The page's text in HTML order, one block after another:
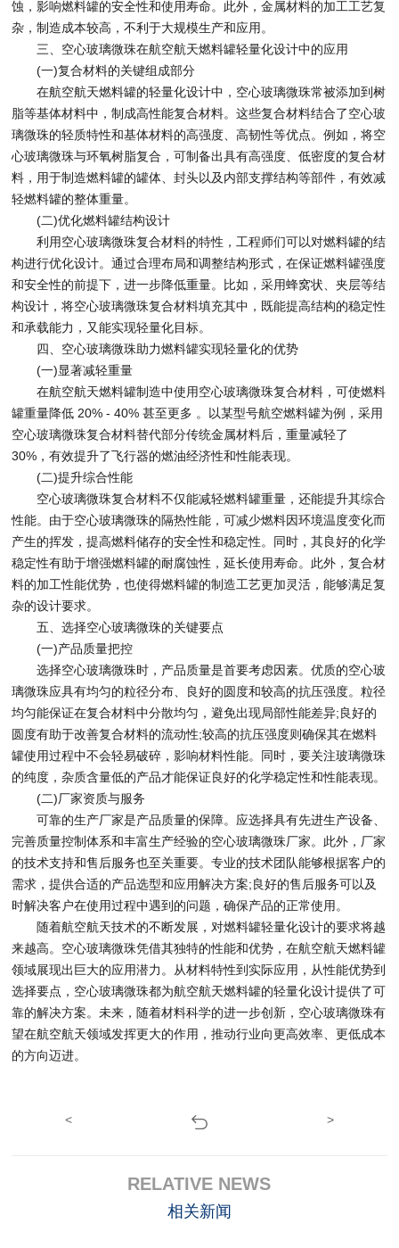
蚀，影响燃料罐的安全性和使用寿命。此外，金属材料的加工工艺复
杂，制造成本较高，不利于大规模生产和应用。
三、空心玻璃微珠在航空航天燃料罐轻量化设计中的应用
(一)复合材料的关键组成部分
在航空航天燃料罐的轻量化设计中，空心玻璃微珠常被添加到树
脂等基体材料中，制成高性能复合材料。这些复合材料结合了空心玻
璃微珠的轻质特性和基体材料的高强度、高韧性等优点。例如，将空
心玻璃微珠与环氧树脂复合，可制备出具有高强度、低密度的复合材
料，用于制造燃料罐的罐体、封头以及内部支撑结构等部件，有效减
轻燃料罐的整体重量。
(二)优化燃料罐结构设计
利用空心玻璃微珠复合材料的特性，工程师们可以对燃料罐的结
构进行优化设计。通过合理布局和调整结构形式，在保证燃料罐强度
和安全性的前提下，进一步降低重量。比如，采用蜂窝状、夹层等结
构设计，将空心玻璃微珠复合材料填充其中，既能提高结构的稳定性
和承载能力，又能实现轻量化目标。
四、空心玻璃微珠助力燃料罐实现轻量化的优势
(一)显著减轻重量
在航空航天燃料罐制造中使用空心玻璃微珠复合材料，可使燃料
罐重量降低 20% - 40% 甚至更多 。以某型号航空燃料罐为例，采用
空心玻璃微珠复合材料替代部分传统金属材料后，重量减轻了
30%，有效提升了飞行器的燃油经济性和性能表现。
(二)提升综合性能
空心玻璃微珠复合材料不仅能减轻燃料罐重量，还能提升其综合
性能。由于空心玻璃微珠的隔热性能，可减少燃料因环境温度变化而
产生的挥发，提高燃料储存的安全性和稳定性。同时，其良好的化学
稳定性有助于增强燃料罐的耐腐蚀性，延长使用寿命。此外，复合材
料的加工性能优势，也使得燃料罐的制造工艺更加灵活，能够满足复
杂的设计要求。
五、选择空心玻璃微珠的关键要点
(一)产品质量把控
选择空心玻璃微珠时，产品质量是首要考虑因素。优质的空心玻
璃微珠应具有均匀的粒径分布、良好的圆度和较高的抗压强度。粒径
均匀能保证在复合材料中分散均匀，避免出现局部性能差异;良好的
圆度有助于改善复合材料的流动性;较高的抗压强度则确保其在燃料
罐使用过程中不会轻易破碎，影响材料性能。同时，要关注玻璃微珠
的纯度，杂质含量低的产品才能保证良好的化学稳定性和性能表现。
(二)厂家资质与服务
可靠的生产厂家是产品质量的保障。应选择具有先进生产设备、
完善质量控制体系和丰富生产经验的空心玻璃微珠厂家。此外，厂家
的技术支持和售后服务也至关重要。专业的技术团队能够根据客户的
需求，提供合适的产品选型和应用解决方案;良好的售后服务可以及
时解决客户在使用过程中遇到的问题，确保产品的正常使用。
随着航空航天技术的不断发展，对燃料罐轻量化设计的要求将越
来越高。空心玻璃微珠凭借其独特的性能和优势，在航空航天燃料罐
领域展现出巨大的应用潜力。从材料特性到实际应用，从性能优势到
选择要点，空心玻璃微珠都为航空航天燃料罐的轻量化设计提供了可
靠的解决方案。未来，随着材料科学的进一步创新，空心玻璃微珠有
望在航空航天领域发挥更大的作用，推动行业向更高效率、更低成本
的方向迈进。
< >
RELATIVE NEWS
相关新闻